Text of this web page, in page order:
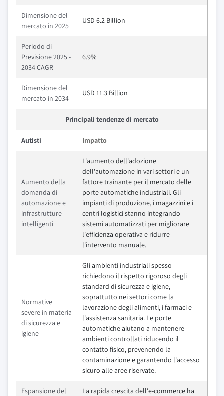
Dimensione del
mercato in 2025
USD 6.2 Billion
Periodo di
Previsione 2025 -
2034 CAGR
6.9%
Dimensione del
mercato in 2034
USD 11.3 Billion
Principali tendenze di mercato
Autisti Impatto
Aumento della
domanda di
automazione e
infrastrutture
intelligenti
L'aumento dell'adozione
dell'automazione in vari settori e un
fattore trainante per il mercato delle
porte automatiche industriali. Gli
impianti di produzione, i magazzini e i
centri logistici stanno integrando
sistemi automatizzati per migliorare
l'efficienza operativa e ridurre
l'intervento manuale.
Normative
severe in materia
di sicurezza e
igiene
Gli ambienti industriali spesso
richiedono il rispetto rigoroso degli
standard di sicurezza e igiene,
soprattutto nei settori come la
lavorazione degli alimenti, i farmaci e
l'assistenza sanitaria. Le porte
automatiche aiutano a mantenere
ambienti controllati riducendo il
contatto fisico, prevenendo la
contaminazione e garantendo l'accesso
sicuro alle aree riservate.
Espansione del
La rapida crescita dell'e-commerce ha